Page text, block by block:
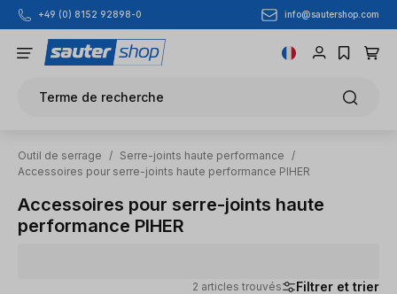
Passer au contenu principal
+49 (0) 8152 92898-0 info@sautershop.com
Terme de recherche
Outil de serrage / Serre-joints haute performance
/
Accessoires pour serre-joints haute performance PIHER
Accessoires pour serre-joints haute
performance PIHER
2 articles trouvés Filtrer et trier